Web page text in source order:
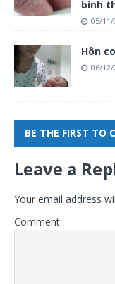
bình
05/11/
Hôn
06/12/
BE THE FIRST TO
Leave a
Your email address
Comment